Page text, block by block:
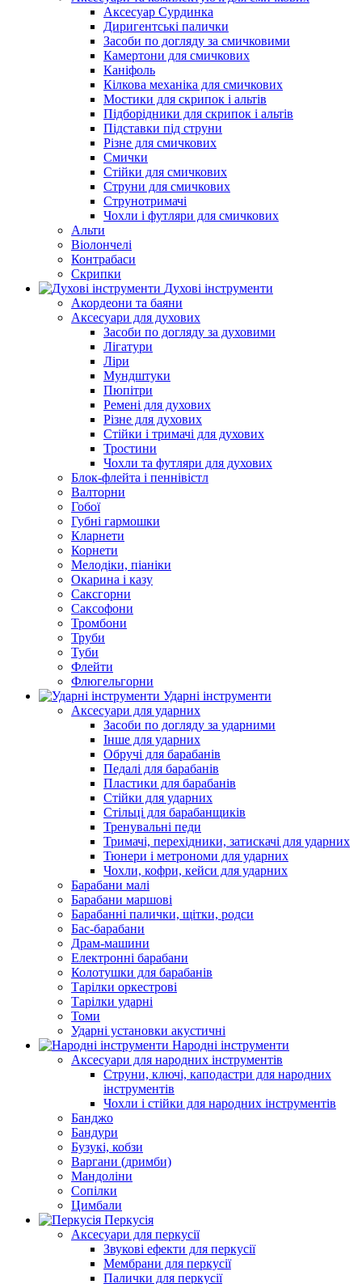
Аксесуар Сурдинка
Диригентські палички
Засоби по догляду за смичковими
Камертони для смичкових
Каніфоль
Кілкова механіка для смичкових
Мостики для скрипок і альтів
Підборiдники для скрипок і альтів
Підставки під струни
Різне для смичкових
Смички
Стійки для смичкових
Струни для смичкових
Струнотримачі
Чохли і футляри для смичкових
Альти
Віолончелі
Контрабаси
Скрипки
Духові інструменти
Акордеони та баяни
Аксесуари для духових
Засоби по догляду за духовими
Лігатури
Ліри
Мундштуки
Пюпітри
Ремені для духових
Різне для духових
Стійки і тримачі для духових
Тростини
Чохли та футляри для духових
Блок-флейта і пеннівістл
Валторни
Гобої
Губні гармошки
Кларнети
Корнети
Мелодіки, піаніки
Окарина і казу
Саксгорни
Саксофони
Тромбони
Труби
Туби
Флейти
Флюгельгорни
Ударні інструменти
Аксесуари для ударних
Засоби по догляду за ударними
Інше для ударних
Обручі для барабанів
Педалі для барабанів
Пластики для барабанів
Стійки для ударних
Стільці для барабанщиків
Тренувальні педи
Тримачі, перехідники, затискачі для ударних
Тюнери і метрономи для ударних
Чохли, кофри, кейси для ударних
Барабани малі
Барабани маршові
Барабанні палички, щітки, родси
Бас-барабани
Драм-машини
Електронні барабани
Колотушки для барабанів
Тарілки оркестрові
Тарілки ударні
Томи
Ударні установки акустичні
Народні інструменти
Аксесуари для народних інструментів
Струни, ключі, каподастри для народних
інструментів
Чохли і стійки для народних інструментів
Банджо
Бандури
Бузукі, кобзи
Варгани (дримби)
Мандоліни
Сопілки
Цимбали
Перкусія
Аксесуари для перкусії
Звукові ефекти для перкусії
Мембрани для перкусії
Палички для перкусії